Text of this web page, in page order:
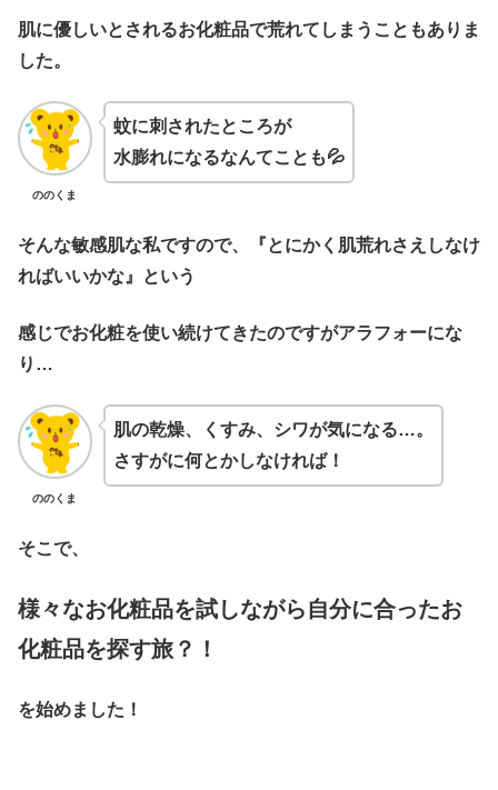
肌に優しいとされるお化粧品で荒れてしまうこともありま
した。
ののくま
蚊に刺されたところが
水膨れになるなんてことも💦
そんな敏感肌な私ですので、『とにかく肌荒れさえしなけ
ればいいかな』という
感じでお化粧を使い続けてきたのですがアラフォーにな
り…
ののくま
肌の乾燥、くすみ、シワが気になる…。
さすがに何とかしなければ！
そこで、
様々なお化粧品を試しながら自分に合ったお
化粧品を探す旅？！
を始めました！